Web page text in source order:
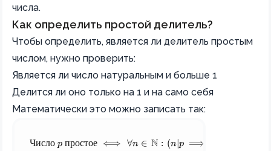
числа.
Как определить простой делитель?
Чтобы определить, является ли делитель простым
числом, нужно проверить:
Является ли число натуральным и больше 1
Делится ли оно только на 1 и на само себя
Математически это можно записать так:
\text{Число } p \text{ простое} \iff \forall n \in
Число p простое ⟺ ∀n ∈ N : (n∣ p ⟹